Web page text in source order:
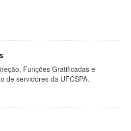
Funções Gratificadas e
de servidores da UFCSPA.